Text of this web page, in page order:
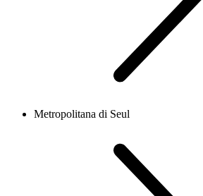
Metropolitana di Seul